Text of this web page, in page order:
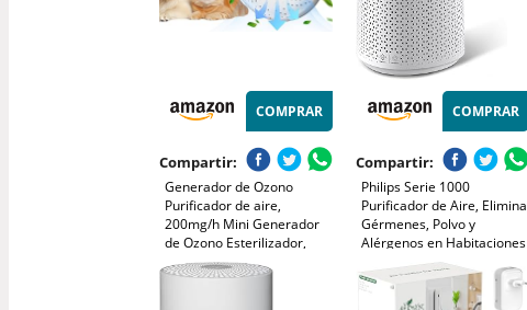
COMPRAR
Compartir:
Generador de Ozono
Purificador de aire,
200mg/h Mini Generador
de Ozono Esterilizador,
Ionizador de Aire
Desodorizador para
COMPRAR
Compartir:
Philips Serie 1000
Purificador de Aire, Elimina
Gérmenes, Polvo y
Alérgenos en Habitaciones
de hasta 78 m², CADR 300
m³/h, Modo de Reposo
(AC1711/10)